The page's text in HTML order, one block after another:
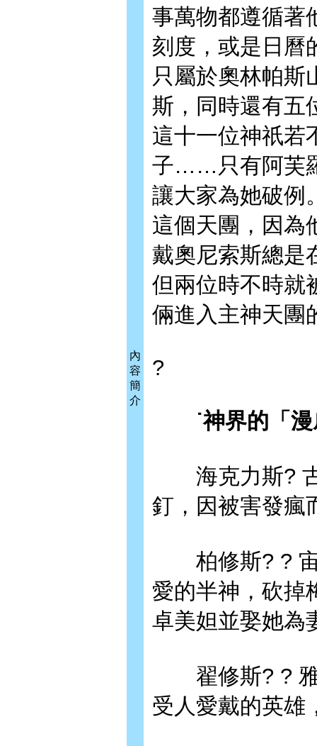
內
容
簡
介
事萬物都遵循著
刻度，或是日曆
只屬於奧林帕斯
斯，同時還有五
這十一位神祇若
子……只有阿芙
讓大家為她破例
這個天團，因為
戴奧尼索斯總是
但兩位時不時就
倆進入主神天團
?
˙神界的「漫
海克力斯? 古
釘，因被害發瘋
柏修斯? ? 宙
愛的半神，砍掉
卓美妲並娶她
翟修斯? ? 雅
受人愛戴的英雄